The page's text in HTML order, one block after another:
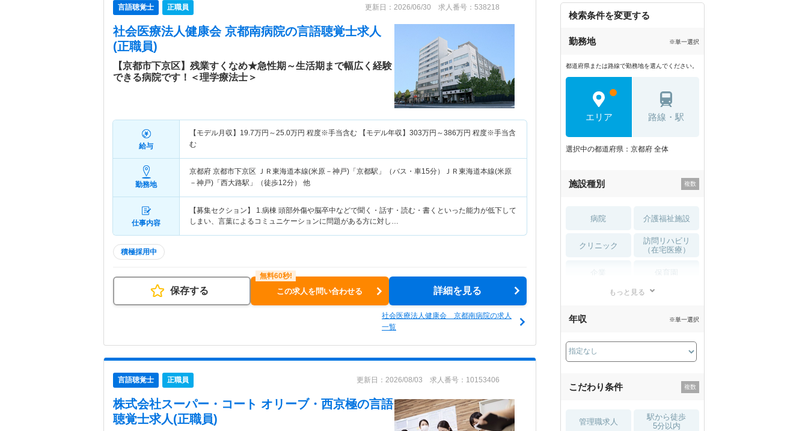
言語聴覚士 正職員 更新日：2026/06/30 求人番号：538218
社会医療法人健康会 京都南病院の言語聴覚士求人
(正職員)
【京都市下京区】残業すくなめ★急性期～生活期まで幅広く経験
できる病院です！＜理学療法士＞
給与
【モデル月収】 19.7万円～25.0万円 程度※手当含む 【モデル年収】 303万円～386万円 程度※手当含
む
勤務地
京都府 京都市下京区 ＪＲ東海道本線(米原－神戸)「京都駅」（バス・車15分）ＪＲ東海道本線(米原
－神戸)「西大路駅」（徒歩12分） 他
仕事内容
【募集セクション】 1.病棟 頭部外傷や脳卒中などで聞く・話す・読む・書くといった能力が低下して
しまい、言葉によるコミュニケーションに問題がある方に対し…
積極採用中
保存する この求人を問い合わせる 詳細を見る
社会医療法人健康会 京都南病院の求人
一覧
言語聴覚士 正職員 更新日：2026/08/03 求人番号：10153406
株式会社スーパー・コート オリーブ・西京極の言語
聴覚士求人(正職員)
検索条件を変更する
勤務地 ※単一選択
都道府県または路線で勤務地を選んでください。
エリア 路線・駅
選択中の都道府県：京都府 全体
施設種別
病院 介護福祉施設
クリニック
訪問リハビリ
（在宅医療）
薬局・
もっと見る
年収 ※単一選択
こだわり条件
管理職求人
駅から徒歩
5分以内